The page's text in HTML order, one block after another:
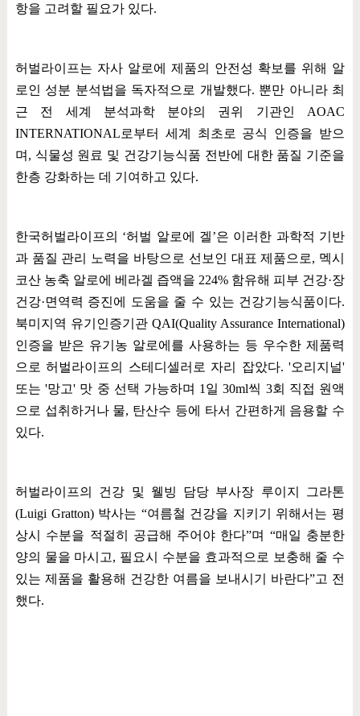
항을 고려할 필요가 있다.
허벌라이프는 자사 알로에 제품의 안전성 확보를 위해 알
로인 성분 분석법을 독자적으로 개발했다. 뿐만 아니라 최
근 전 세계 분석과학 분야의 권위 기관인 AOAC
INTERNATIONAL로부터 세계 최초로 공식 인증을 받으
며 , 식물성 원료 및 건강기능식품 전반에 대한 품질 기준을
한층 강화하는 데 기여하고 있다.
한국허벌라이프의 ‘허벌 알로에 겔’은 이러한 과학적 기반
과 품질 관리 노력을 바탕으로 선보인 대표 제품으로, 멕시
코산 농축 알로에 베라겔 즙액을 224% 함유해 피부 건강·장
건강·면역력 증진에 도움을 줄 수 있는 건강기능식품이다.
북미지역 유기인증기관 QAI(Quality Assurance International)
인증을 받은 유기농 알로에를 사용하는 등 우수한 제품력
으로 허벌라이프의 스테디셀러로 자리 잡았다. '오리지널'
또는'망고' 맛 중 선택 가능하며 1 일30ml씩 3회 직접 원액
으로 섭취하거나 물, 탄산수 등에 타서 간편하게 음용할 수
있다.
허벌라이프의 건강 및 웰빙 담당 부사장 루이지 그라톤
(Luigi Gratton) 박사는 “여름철 건강을 지키기 위해서는 평
상시 수분을 적절히 공급해 주어야 한다”며 “매일 충분한
양의 물을 마시고, 필요시 수분을 효과적으로 보충해 줄 수
있는 제품을 활용해 건강한 여름을 보내시기 바란다”고 전
했다.